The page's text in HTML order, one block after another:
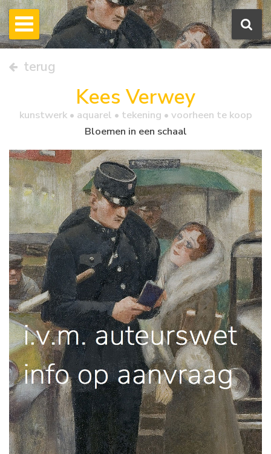
terug
Kees Verwey
kunstwerk • aquarel • tekening • voorheen te koop
Bloemen in een schaal